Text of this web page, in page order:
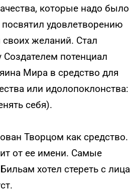
которые надо было
удовлетворению
желаний. Стал
потенциал
Мира в средство для
или идолопоклонства:
себя).
Творцом как средство.
от ее имени. Самые
хотел стереть с лица